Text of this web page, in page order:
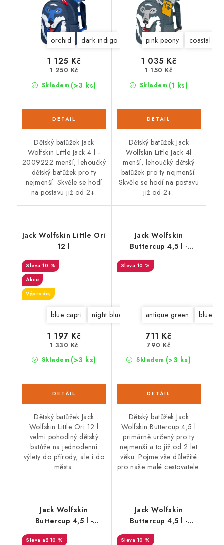
orchid dark indigo
Skladem (>3 ks)
1 125 Kč
1 250 Kč
Dětský batůžek Jack
Wolfskin Little Jack 4 l -
2009222 menší, lehoučký
dětský batůžek pro ty
nejmenší. Skvěle se hodí
na postavu již od 2+.
pink peony coastal
Skladem (1 ks)
1 035 Kč
1 150 Kč
Dětský batůžek Jack
Wolfskin Little Jack 4l
menší, lehoučký dětský
batůžek pro ty nejmenší.
Skvěle se hodí na postavu
již od 2+.
Jack Wolfskin Little Ori
12 l
10 %
Akce
Výprodej
blue capri night blue grape leaf orchid
Skladem (>3 ks)
1 197 Kč
1 330 Kč
Dětský batůžek Jack
Wolfskin Little Ori 12 l
velmi pohodlný dětský
batůže na jednodenní
výlety do přírody, ale i do
města.
Jack Wolfskin
Buttercup 4,5 l -
10 %
antique green blue
Skladem (>3 ks)
711 Kč
790 Kč
Dětský batůžek Jack
Wolfskin Buttercup 4,5 l
primárně určený pro ty
nejmenší a to již od 2 let
věku. Pojme vše důležité
pro naše malé cestovatele.
Jack Wolfskin
Buttercup 4,5 l -
2003762
až 10 %
Jack Wolfskin
Buttercup 4,5 l -
2003763
10 %